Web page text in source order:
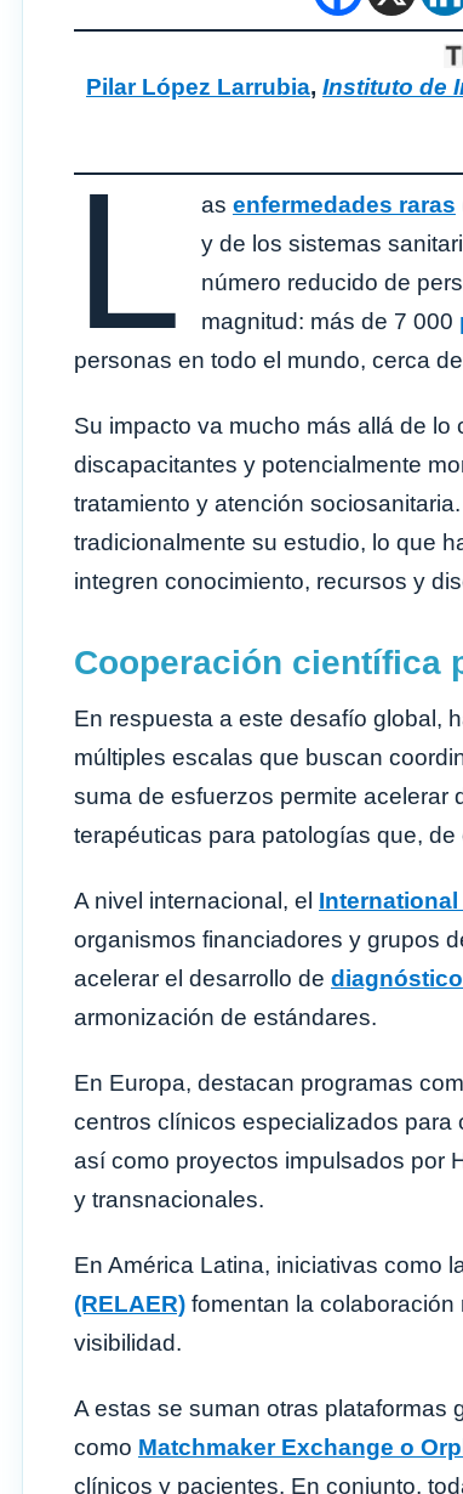
Pilar López Larrubia, Instituto de
L as enfermedades raras
y de los sistemas
número reducido de
magnitud: más de 7 000
personas en todo el mundo, cerca
Su impacto va mucho más allá de
discapacitantes y potencialmente
tratamiento y atención
tradicionalmente su estudio, lo que
integren conocimiento, recursos y
Cooperación científica
En respuesta a este desafío global,
múltiples escalas que buscan
suma de esfuerzos permite acelerar
terapéuticas para patologías que,
A nivel internacional, el International
organismos financiadores y grupos
acelerar el desarrollo de
armonización de estándares.
En Europa, destacan programas
centros clínicos especializados para
así como proyectos impulsados por
y transnacionales.
En América Latina, iniciativas como
(RELAER) fomentan la
visibilidad.
A estas se suman otras plataformas
como Matchmaker Exchange o
clínicos y pacientes. En conjunto,